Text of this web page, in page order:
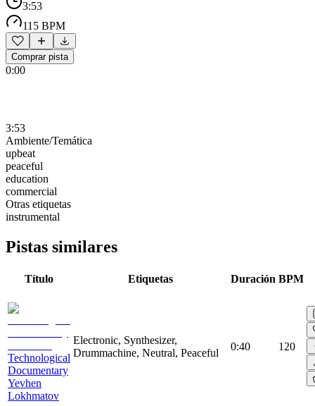
3:53
115 BPM
Comprar pista
0:00
3:53
Ambiente/Temática
upbeat
peaceful
education
commercial
Otras etiquetas
instrumental
Pistas similares
Título Etiquetas Duración BPM
Technological
Documentary
Yevhen
Lokhmatov
Electronic, Synthesizer,
Drummachine, Neutral, Peaceful
0:40 120